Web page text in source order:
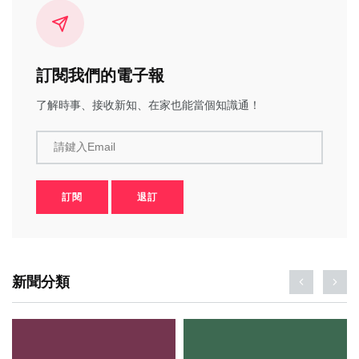
訂閱我們的電子報
了解時事、接收新知、在家也能當個知識通！
請鍵入Email
訂閱 退訂
新聞分類